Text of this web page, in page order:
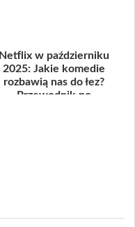
Netflix w październiku
2025: Jakie komedie
rozbawią nas do łez?
Przewodnik po